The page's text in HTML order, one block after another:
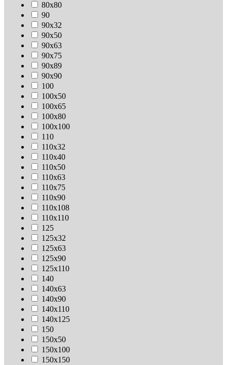
80х80
90
90х32
90х50
90х63
90х75
90х89
90х90
100
100х50
100х65
100х80
100х100
110
110х32
110х40
110х50
110х63
110х75
110х90
110х108
110х110
125
125х32
125х63
125х90
125х110
140
140х63
140х90
140х110
140х125
150
150х50
150х100
150х150